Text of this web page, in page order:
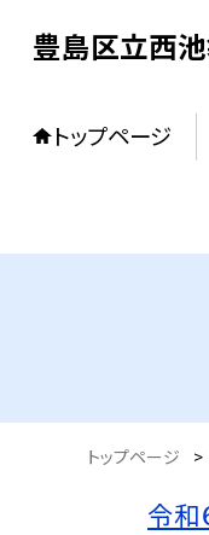
豊島区立西
トップページ
トップページ >
令